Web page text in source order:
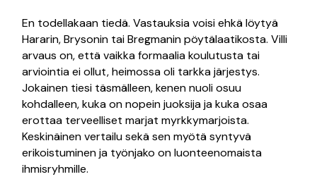
En todellakaan tiedä. Vastauksia voisi ehkä löytyä
Hararin, Brysonin tai Bregmanin pöytälaatikosta. Villi
arvaus on, että vaikka formaalia koulutusta tai
arviointia ei ollut, heimossa oli tarkka järjestys.
Jokainen tiesi täsmälleen, kenen nuoli osuu
kohdalleen, kuka on nopein juoksija ja kuka osaa
erottaa terveelliset marjat myrkkymarjoista.
Keskinäinen vertailu sekä sen myötä syntyvä
erikoistuminen ja työnjako on luonteenomaista
ihmisryhmille.